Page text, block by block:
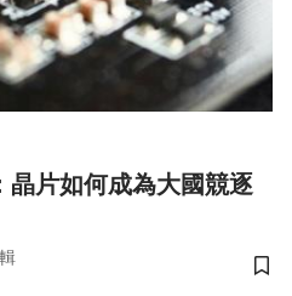
晶片如何成為大國競逐
儲